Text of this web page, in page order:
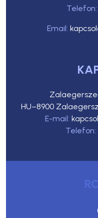
Telefon:
Email:
HU–8900
E-mail:
Telefon: